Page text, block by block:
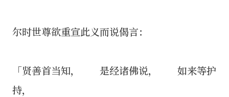
尔时世尊欲重宣此义而说偈言：
「贤善首当知， 是经诸佛说， 如来等护
持，